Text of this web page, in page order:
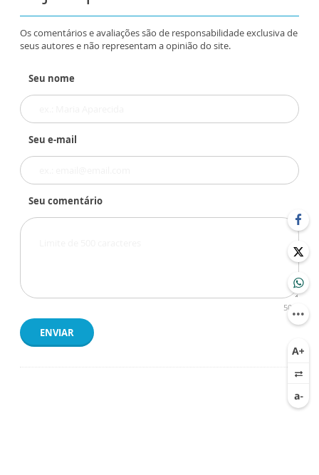
Os comentários e avaliações são de responsabilidade exclusiva de
seus autores e não representam a opinião do site.
Seu nome
Seu e-mail
Seu comentário
500
ENVIAR